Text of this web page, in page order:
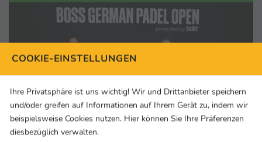
COOKIE-EINSTELLUNGEN
Ihre Privatsphäre ist uns wichtig! Wir und Drittanbieter speichern
und/oder greifen auf Informationen auf Ihrem Gerät zu, indem wir
beispielsweise Cookies nutzen. Hier können Sie Ihre Präferenzen
diesbezüglich verwalten.